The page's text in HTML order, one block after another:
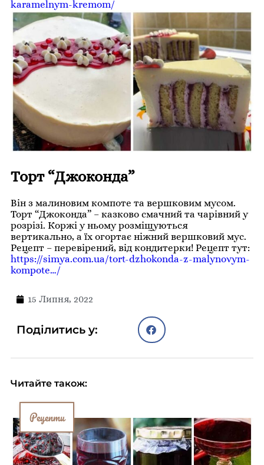
karamelnym-kremom/
Торт “Джоконда”
Він з малиновим компоте та вершковим мусом.
Торт “Джоконда” – казково смачний та чарівний у
розрізі. Коржі у ньому розміщуються
вертикально, а їх огортає ніжний вершковий мус.
Рецепт – перевірений, від кондитерки! Рецепт тут:
https://simya.com.ua/tort-dzhokonda-z-malynovym-
kompote…/
15 Липня, 2022
Поділитись у:
Читайте також:
Рецепти